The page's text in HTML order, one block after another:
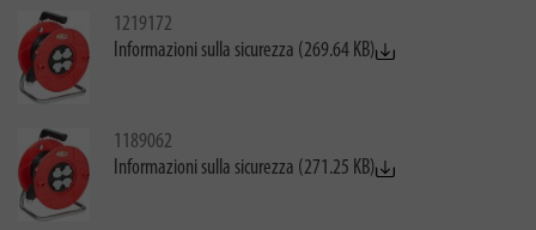
1219172
Informazioni sulla sicurezza (269.64 KB)
1189062
Informazioni sulla sicurezza (271.25 KB)